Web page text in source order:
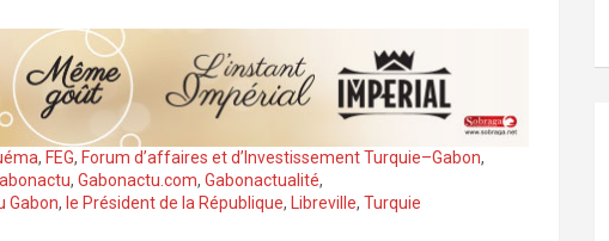
, FEG, Forum d’affaires et d’Investissement Turquie–Gabon,
, Gabonactu.com, Gabonactualité,
Gabon, le Président de la République, Libreville, Turquie